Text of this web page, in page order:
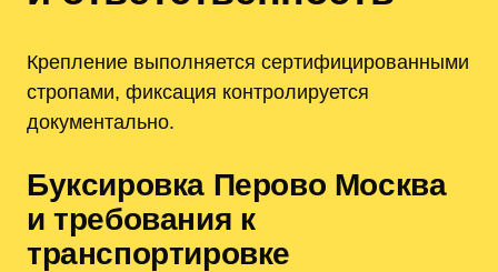
Крепление выполняется сертифицированными
стропами, фиксация контролируется
документально.
Буксировка Перово Москва
и требования к
транспортировке